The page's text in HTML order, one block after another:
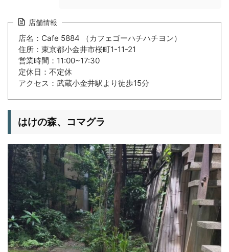
店舗情報
店名：Cafe 5884 （カフェゴーハチハチヨン）
住所：東京都小金井市桜町1-11-21
営業時間：11:00~17:30
定休日：不定休
アクセス：武蔵小金井駅より徒歩15分
はけの森、コマグラ